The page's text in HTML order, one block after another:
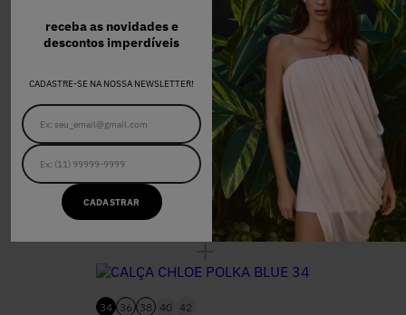
receba as novidades e
descontos imperdíveis
CADASTRE-SE NA NOSSA NEWSLETTER!
CADASTRAR
JAQUETA CHLOE POLKA BLUE
34 36 38 40 42